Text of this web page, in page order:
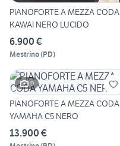
PIANOFORTE A MEZZA CODA
KAWAI NERO LUCIDO
6.900 €
Mestrino(PD)
9
PIANOFORTE A MEZZA CODA
YAMAHA C5 NERO
13.900 €